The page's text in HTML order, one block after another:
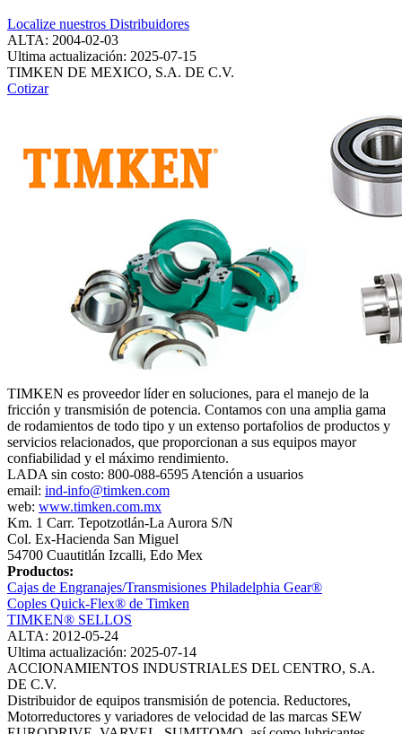
Localize nuestros Distribuidores
ALTA: 2004-02-03
Ultima actualización: 2025-07-15
TIMKEN DE MEXICO, S.A. DE C.V.
Cotizar
TIMKEN es proveedor líder en soluciones, para el manejo de la
fricción y transmisión de potencia. Contamos con una amplia gama
de rodamientos de todo tipo y un extenso portafolios de productos y
servicios relacionados, que proporcionan a sus equipos mayor
confiabilidad y el máximo rendimiento.
LADA sin costo: 800-088-6595 Atención a usuarios
email: ind-info@timken.com
web: www.timken.com.mx
Km. 1 Carr. Tepotzotlán-La Aurora S/N
Col. Ex-Hacienda San Miguel
54700 Cuautitlán Izcalli, Edo Mex
Productos:
Cajas de Engranajes/Transmisiones Philadelphia Gear®
Coples Quick‐Flex® de Timken
TIMKEN® SELLOS
ALTA: 2012-05-24
Ultima actualización: 2025-07-14
ACCIONAMIENTOS INDUSTRIALES DEL CENTRO, S.A.
DE C.V.
Distribuidor de equipos transmisión de potencia. Reductores,
Motorreductores y variadores de velocidad de las marcas SEW